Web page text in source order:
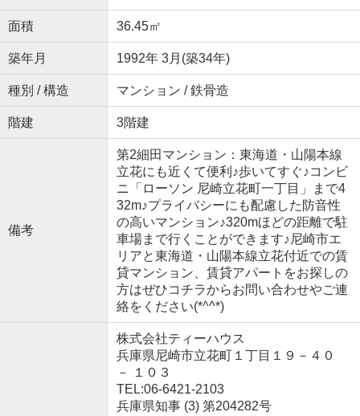
面積 36.45㎡
築年月 1992年 3月(築34年)
種別 / 構造 マンション / 鉄骨造
階建 3階建
備考
第2細田マンション：東海道・山陽本線
立花にも近くて便利♪歩いてすぐ♪コンビ
ニ「ローソン 尼崎立花町一丁目」まで4
32m♪プライバシーにも配慮した防音性
の高いマンション♪320mほどの距離で駐
車場まで行くことができます♪尼崎市エ
リアと東海道・山陽本線立花付近での賃
貸マンション、賃貸アパートをお探しの
方はぜひコチラからお問い合わせやご連
絡をください(*^^*)
株式会社ティーハウス
兵庫県尼崎市立花町１丁目１９－４０
－ １０３
TEL:06-6421-2103
兵庫県知事 (3) 第204282号